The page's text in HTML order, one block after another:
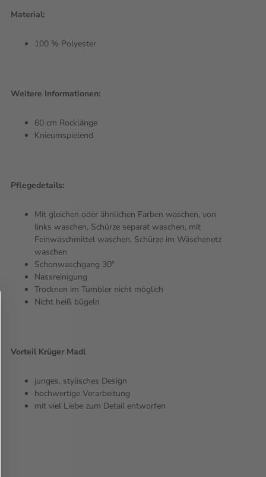
Material:
100 % Polyester
Weitere Informationen:
60 cm Rocklänge
Knieumspielend
Pflegedetails:
Mit gleichen oder ähnlichen Farben waschen, von
links waschen, Schürze separat waschen, mit
Feinwaschmittel waschen, Schürze im Wäschenetz
waschen
Schonwaschgang 30°
Nassreinigung
Trocknen im Tumbler nicht möglich
Nicht heiß bügeln
Vorteil Krüger Madl
junges, stylisches Design
hochwertige Verarbeitung
mit viel Liebe zum Detail entworfen